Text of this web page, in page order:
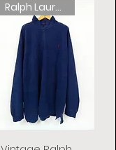
Ralph Lauren